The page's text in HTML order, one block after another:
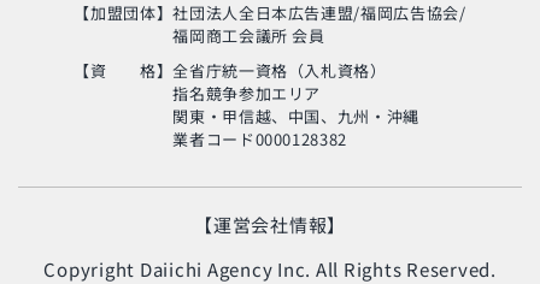
【加盟団体】社団法人全日本広告連盟/福岡広告協会/
福岡商工会議所 会員
【資 格】全省庁統一資格（入札資格）
指名競争参加エリア
関東・甲信越、中国、九州・沖縄
業者コード0000128382
【運営会社情報】
Copyright Daiichi Agency Inc. All Rights Reserved.
使い終わった制服
の“新・活用術”とは？
生命の神秘に迫るアナ